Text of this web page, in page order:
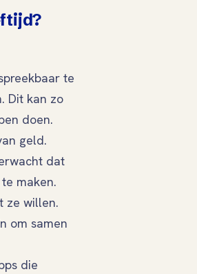
te
Dit kan zo
doen.
geld.
dat
maken.
ze willen.
om samen
die